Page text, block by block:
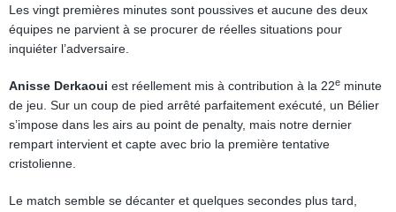
Les vingt premières minutes sont poussives et aucune des deux
équipes ne parvient à se procurer de réelles situations pour
inquiéter l’adversaire.
Anisse Derkaoui est réellement mis à contribution à la 22e minute
de jeu. Sur un coup de pied arrêté parfaitement exécuté, un Bélier
s’impose dans les airs au point de penalty, mais notre dernier
rempart intervient et capte avec brio la première tentative
cristolienne.
Le match semble se décanter et quelques secondes plus tard,